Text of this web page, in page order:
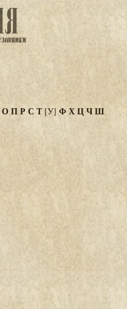
ОПР СТ [У] ФХЦЧШ